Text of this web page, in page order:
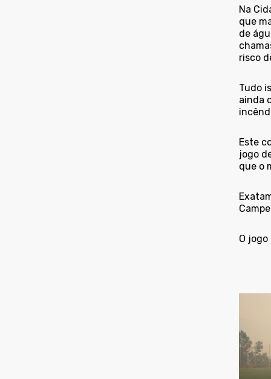
Na
que
de
risco
Tudo
ainda
Este
jogo
que o
O